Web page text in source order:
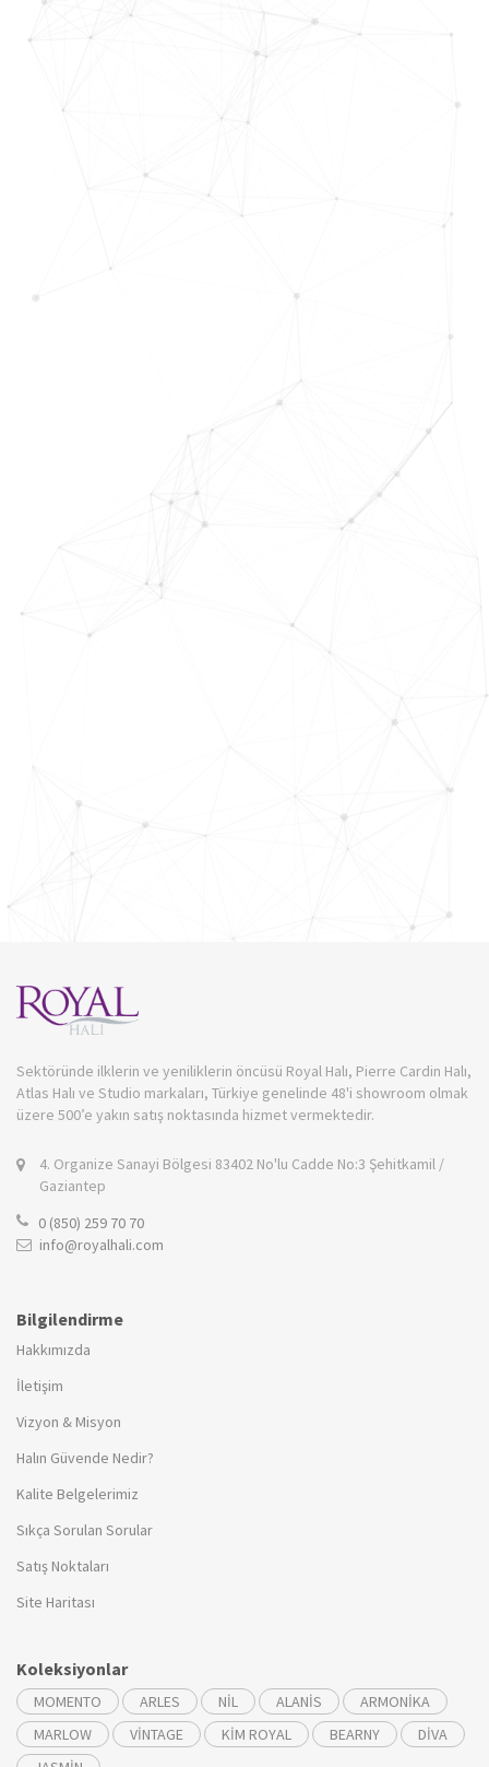
Sektöründe ilklerin ve yeniliklerin öncüsü Royal Halı, Pierre Cardin Halı,
Atlas Halı ve Studio markaları, Türkiye genelinde 48'i showroom olmak
üzere 500’e yakın satış noktasında hizmet vermektedir.
4. Organize Sanayi Bölgesi 83402 No'lu Cadde No:3 Şehitkamil /
Gaziantep
0 (850) 259 70 70
info@royalhali.com
Bilgilendirme
Hakkımızda
İletişim
Vizyon & Misyon
Halın Güvende Nedir?
Kalite Belgelerimiz
Sıkça Sorulan Sorular
Satış Noktaları
Site Haritası
Koleksiyonlar
MOMENTO ARLES NİL ALANİS
ARMONİKA
MARLOW
VİNTAGE KİM ROYAL BEARNY
DİVA